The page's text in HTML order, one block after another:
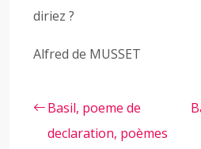
diriez ?
Alfred de MUSSET
Basil, poeme de
declaration, poèmes